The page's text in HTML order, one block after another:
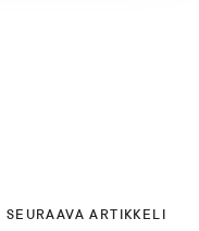
SEURAAVA ARTIKKELI